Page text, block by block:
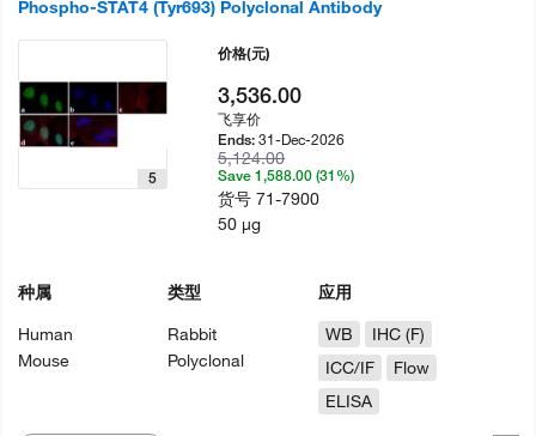
Phospho-STAT4 (Tyr693) Polyclonal Antibody
5
种属
Human
Mouse
类型
Rabbit
Polyclonal
应用
WB
IHC (F)
ICC/IF
Flow
ELISA
价格(元)
3,536.00
飞享价
Ends:31-Dec-2026
5,124.00
Save 1,588.00 (31%)
货号71-7900
50 µg